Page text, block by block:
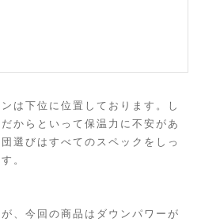
は下位に位置しております。し
からといって保温力に不安があ
選びはすべてのスペックをしっ
。
、今回の商品はダウンパワーが